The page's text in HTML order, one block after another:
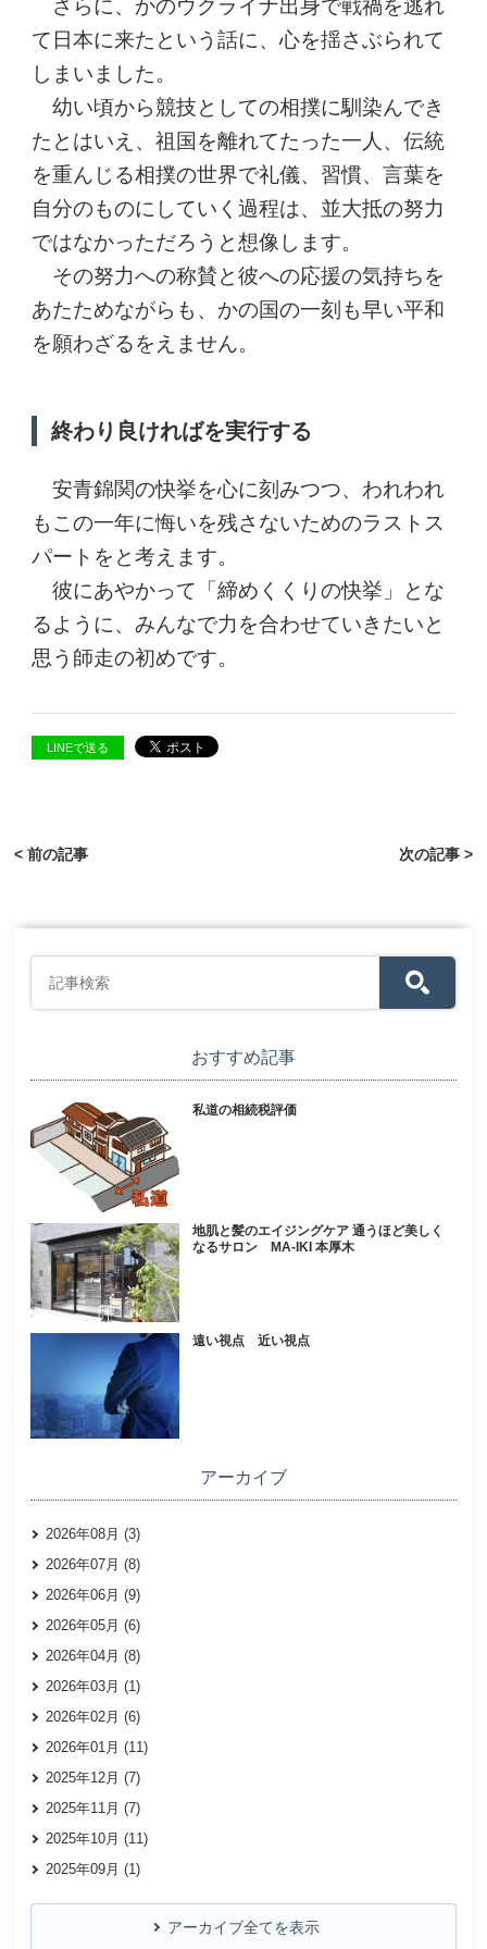
さらに、かのウクライナ出身で戦禍を逃れ
て日本に来たという話に、心を揺さぶられて
しまいました。
幼い頃から競技としての相撲に馴染んでき
たとはいえ、祖国を離れてたった一人、伝統
を重んじる相撲の世界で礼儀、習慣、言葉を
自分のものにしていく過程は、並大抵の努力
ではなかっただろうと想像します。
その努力への称賛と彼への応援の気持ちを
あたためながらも、かの国の一刻も早い平和
を願わざるをえません。
終わり良ければを実行する
安青錦関の快挙を心に刻みつつ、われわれ
もこの一年に悔いを残さないためのラストス
パートをと考えます。
彼にあやかって「締めくくりの快挙」とな
るように、みんなで力を合わせていきたいと
思う師走の初めです。
LINEで送る
< 前の記事 次の記事 >
おすすめ記事
私道の相続税評価
地肌と髪のエイジングケア 通うほど美しく
なるサロン MA-IKI 本厚木
遠い視点 近い視点
アーカイブ
2026年08月 (3)
2026年07月 (8)
2026年06月 (9)
2026年05月 (6)
2026年04月 (8)
2026年03月 (1)
2026年02月 (6)
2026年01月 (11)
2025年12月 (7)
2025年11月 (7)
2025年10月 (11)
2025年09月 (1)
アーカイブ全てを表示